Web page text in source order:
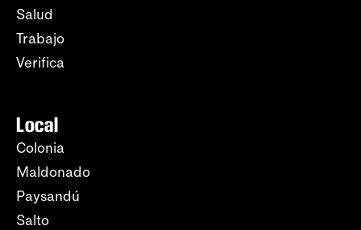
Salud
Trabajo
Verifica
Local
Colonia
Maldonado
Paysandú
Salto